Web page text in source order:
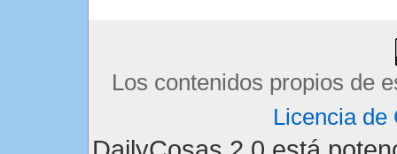
Los contenidos propios de
Licencia de